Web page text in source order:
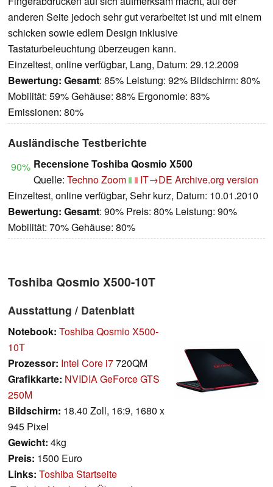
anderen Seite jedoch sehr gut verarbeitet ist und mit einem
schicken sowie edlem Design inklusive
Tastaturbeleuchtung überzeugen kann.
Einzeltest, online verfügbar, Lang, Datum: 29.12.2009
Bewertung: Gesamt: 85% Leistung: 92% Bildschirm: 80%
Mobilität: 59% Gehäuse: 88% Ergonomie: 83%
Emissionen: 80%
Ausländische Testberichte
90% Recensione Toshiba Qosmio X500
Quelle: Techno Zoom IT→DE Archive.org version
Einzeltest, online verfügbar, Sehr kurz, Datum: 10.01.2010
Bewertung: Gesamt: 90% Preis: 80% Leistung: 90%
Mobilität: 70% Gehäuse: 80%
Toshiba Qosmio X500-10T
Ausstattung / Datenblatt
Notebook: Toshiba Qosmio X500-
10T
Prozessor: Intel Core i7720QM
Grafikkarte: NVIDIA GeForce GTS
250M
Bildschirm: 18.40 Zoll, 16:9, 1680 x
945 Pixel
Gewicht: 4kg
Preis: 1500 Euro
Links: Toshiba Startseite